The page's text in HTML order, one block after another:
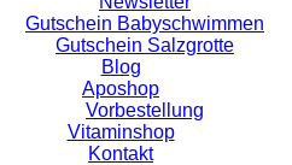
Gutschein Babyschwimmen
Gutschein Salzgrotte
Blog
Aposhop
Vorbestellung
Vitaminshop
Kontakt